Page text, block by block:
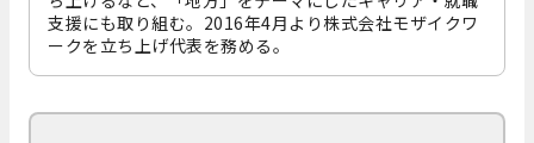
支援にも取り組む。2016年4月より株式会社モザイクワ
ークを立ち上げ代表を務める。